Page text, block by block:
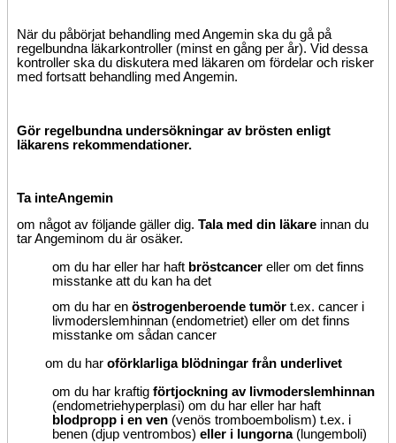
När du påbörjat behandling med Angemin ska du gå på
regelbundna läkarkontroller (minst en gång per år). Vid dessa
kontroller ska du diskutera med läkaren om fördelar och risker
med fortsatt behandling med Angemin.
Gör regelbundna undersökningar av brösten enligt
läkarens rekommendationer.
Ta inteAngemin
om något av följande gäller dig. Tala med din läkare innan du
tar Angeminom du är osäker.
om du har eller har haft bröstcancer eller om det finns
misstanke att du kan ha det
om du har en östrogenberoende tumör t.ex. cancer i
livmoderslemhinnan (endometriet) eller om det finns
misstanke om sådan cancer
om du har oförklarliga blödningar från underlivet
om du har kraftig förtjockning av livmoderslemhinnan
(endometriehyperplasi) om du har eller har haft
blodpropp i en ven (venös tromboembolism) t.ex. i
benen (djup ventrombos) eller i lungorna (lungemboli)